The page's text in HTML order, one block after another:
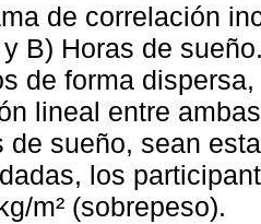
de correlación
B) Horas de
de forma
lineal entre
de sueño, sean
los
m² (sobrepeso).